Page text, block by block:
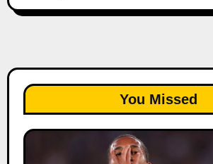
You Missed